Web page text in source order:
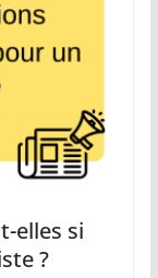
elles si
?